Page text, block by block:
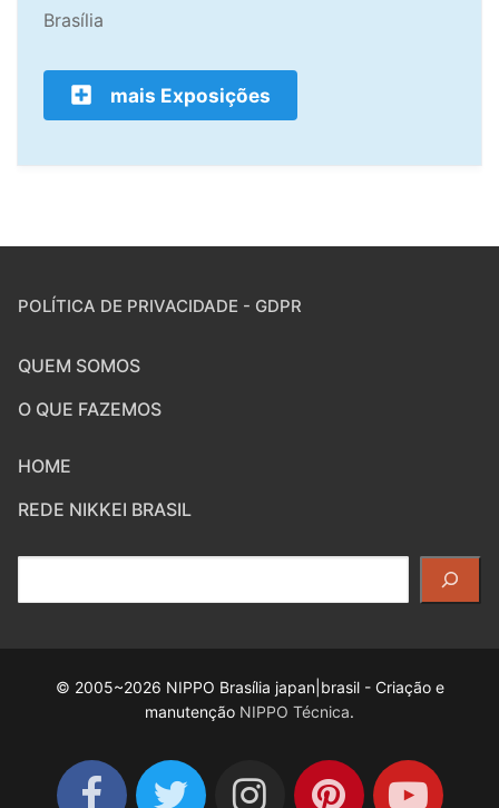
Brasília
mais Exposições
POLÍTICA DE PRIVACIDADE - GDPR
QUEM SOMOS
O QUE FAZEMOS
HOME
REDE NIKKEI BRASIL
© 2005~2026 NIPPO Brasília japan|brasil - Criação e
manutenção NIPPO Técnica.